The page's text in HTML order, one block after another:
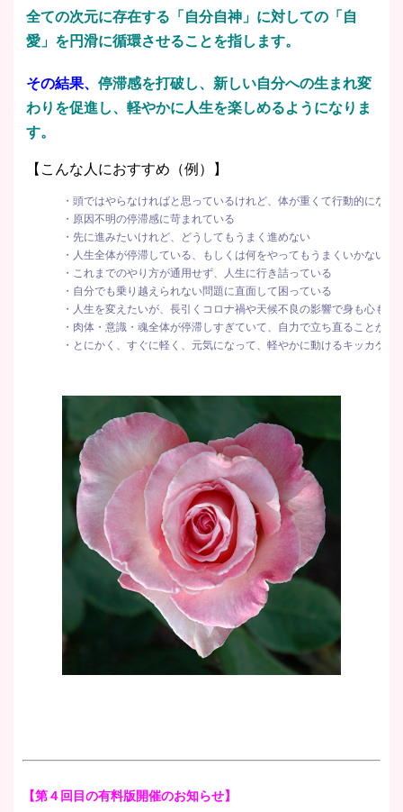
全ての次元に存在する「自分自神」に対しての「自
愛」を円滑に循環させることを指します。
その結果、 停滞感を打破し、新しい自分への生まれ変
わりを促進し、軽やかに人生を楽しめるようになりま
す。
【こんな人におすすめ（例）】
・頭ではやらなければと思っているけれど、体が重くて行動的になれ
・原因不明の停滞感に苛まれている
・先に進みたいけれど、どうしてもうまく進めない
・人生全体が停滞している、もしくは何をやってもうまくいかない
・これまでのやり方が通用せず、人生に行き詰っている
・自分でも乗り越えられない問題に直面して困っている
・人生を変えたいが、長引くコロナ禍や天候不良の影響で身も心も疲
・肉体・意識・魂全体が停滞しすぎていて、自力で立ち直ることが難
・とにかく、すぐに軽く、元気になって、軽やかに動けるキッカケが
【第４回目の有料版開催のお知らせ】